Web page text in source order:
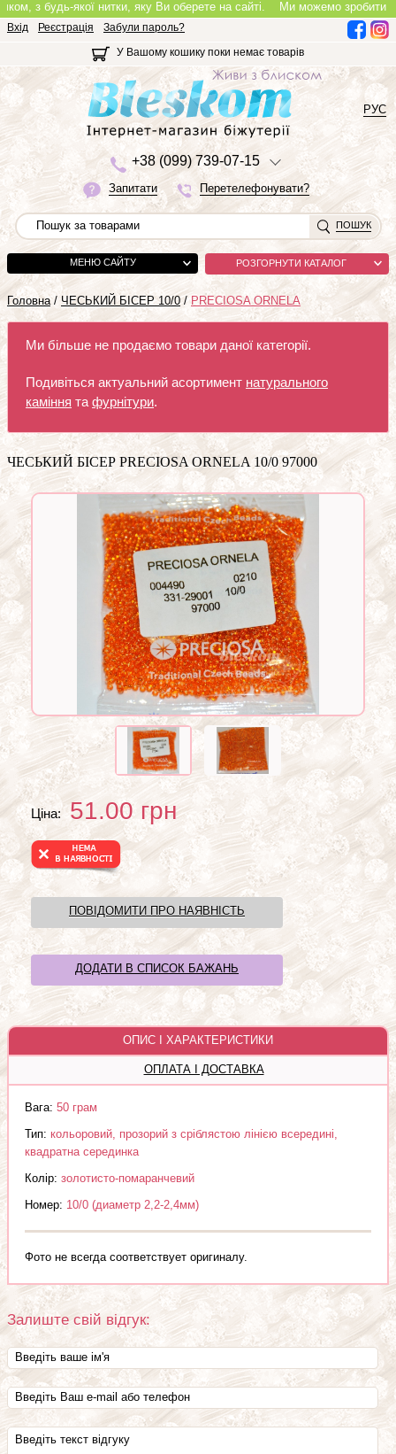
з будь-якої нитки, яку Ви оберете на сайті.Ми можемо зробити
Вхід Реєстрація
Забули пароль?
У Вашому кошику поки немає товарів
+38 (099) 739-07-15
Запитати Перетелефонувати?
РУС
ПОШУК
МЕНЮ САЙТУ РОЗГОРНУТИ КАТАЛОГ
Головна / ЧЕСЬКИЙ БІСЕР 10/0 / PRECIOSA ORNELA
Ми більше не продаємо товари даної категорії.
Подивіться актуальний асортимент натурального
каміння та фурнітури.
ЧЕСЬКИЙ БІСЕР PRECIOSA ORNELA 10/0 97000
Ціна: 51.00грн
ПОВІДОМИТИ ПРО НАЯВНІСТЬ
ДОДАТИ В СПИСОК БАЖАНЬ
ОПИС І ХАРАКТЕРИСТИКИ
ОПЛАТА І ДОСТАВКА
Вага: 50 грам
Тип: кольоровий, прозорий з сріблястою лінією всередині,
квадратна серединка
Колір: золотисто-помаранчевий
Номер: 10/0 (диаметр 2,2-2,4мм)
Фото не всегда соответствует оригиналу.
Залиште свій відгук: